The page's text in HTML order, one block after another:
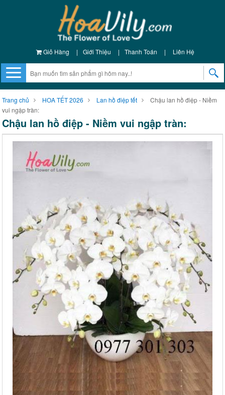
Giỏ Hàng | Giới Thiệu | Thanh Toán | Liên Hệ
Trang chủ HOA TẾT 2026 Lan hồ điệp tết
Chậu lan hồ điệp - Niềm
vui ngập tràn:
Chậu lan hồ điệp - Niềm vui ngập tràn: